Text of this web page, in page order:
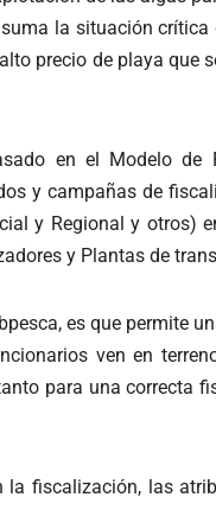
la situación
precio de playa que
en el Modelo de
y campañas de
y Regional y
y Plantas de
es que permite
ven en
para una correcta
fiscalización, las